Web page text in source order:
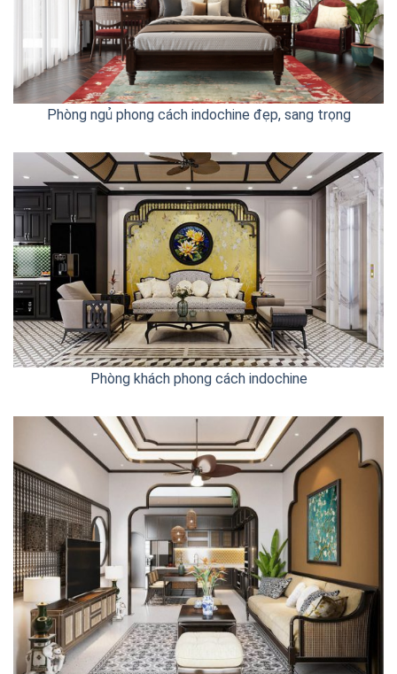
Phòng ngủ phong cách indochine đẹp, sang trọng
Phòng khách phong cách indochine